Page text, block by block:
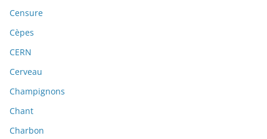
Censure
Cèpes
CERN
Cerveau
Champignons
Chant
Charbon